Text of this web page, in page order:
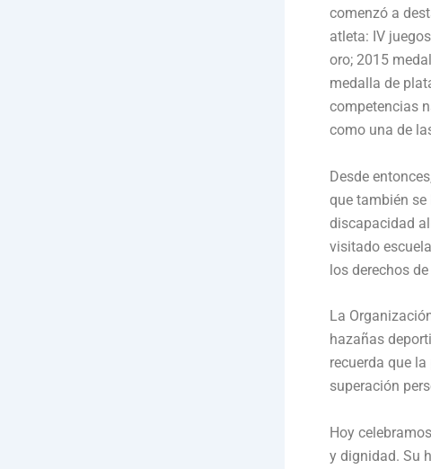
comenzó a
atleta: IV
oro; 2015
medalla de
competencias
como una de
Desde
que también
discapacidad
visitado
los derechos
La
hazañas
recuerda que
superación
Hoy
y dignidad. Su